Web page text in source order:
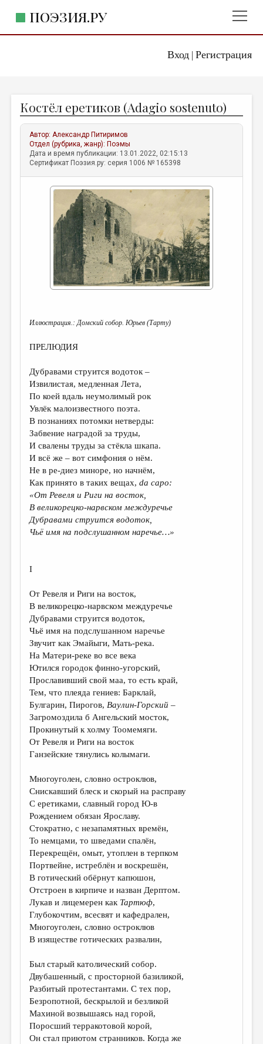
Вход| Регистрация
ПОЭЗИЯ.РУ
ЖАНРЫ
АВТОРЫ
КОММЕНТАРИИ
ЛИТСАЛОН
ПРАВИЛА САЙТА
ОТДЕЛЫ И РУБРИКИ
ИЗБРАННОЕ
ДАЙДЖЕСТ
ПЕРЕВОДЫ
КОНКУРСЫ
КНИЖНАЯ ПОЛКА
ОБЗОР ЛИТЕРАТУРЫ
СТРАНИЦЫ ПАМЯТИ
ОБЪЯВЛЕНИЯ
КОЛОНКА РЕДАКТОРА
РЕДКОЛЛЕГИЯ
ОТ РЕДАКЦИИ
МАЛАЯ ПРОЗА
ЛИТЕРАТУРОВЕДЕНИЕ
КУЛЬТУРОВЕДЕНИЕ
ПУБЛИЦИСТИКА
РЕЦЕНЗИРОВАНИЕ
ЦИКЛЫ ПУБЛИКАЦИЙ
ТРЕДИАКОВСКИЙ
МЕДИА
ВКОНТАКТЕ
Костёл еретиков (Adagio sostenuto)
Автор:Александр Питиримов
Отдел (рубрика, жанр): Поэмы
Дата и время публикации: 13.01.2022, 02:15:13
Сертификат Поэзия.ру: серия 1006 № 165398
Иллюстрация.: Домский собор. Юрьев (Тарту)
ПРЕЛЮДИЯ
Дубравами струится водоток –
Извилистая, медленная Лета,
По коей вдаль неумолимый рок
Увлёк малоизвестного поэта.
В познаниях потомки нетверды:
Забвение наградой за труды,
И свалены труды за стёкла шкапа.
И всё же – вот симфония о нём.
Не в ре-диез миноре, но начнём,
Как принято в таких вещах,da capo:
«От Ревеля и Риги на восток,
В великорецко-нарвском междуречье
Дубравами струится водоток,
Чьё имя на подслушанном наречье…»
I
От Ревеля и Риги на восток,
В великорецко-нарвском междуречье
Дубравами струится водоток,
Чьё имя на подслушанном наречье
Звучит как Эмайыги, Мать-река.
На Матери-реке во все века
Ютился городок финно-угорский,
Прославивший свой маа, то есть край,
Тем, что плеяда гениев: Барклай,
Булгарин, Пирогов, Ваулин-Горский –
Загромоздила б Ангельский мосток,
Прокинутый к холму Тоомемяги.
От Ревеля и Риги на восток
Ганзейские тянулись колымаги.
Многоуголен, словно остроклюв,
Снискавший блеск и скорый на расправу
С еретиками, славный город Ю-в
Рождением обязан Ярославу.
Стократно, с незапамятных времён,
То немцами, то шведами спалён,
Перекрещён, омыт, утоплен в терпком
Портвейне, истреблён и воскрешён,
В готический обёрнут капюшон,
Отстроен в кирпиче и назван Дерптом.
Лукав и лицемерен как Тартюф,
Глубокочтим, всесвят и кафедрален,
Многоуголен, словно остроклюв
В изяществе готических развалин,
Был старый католический собор.
Двубашенный, с просторной базиликой,
Разбитый протестантами. С тех пор,
Безропотной, бескрылой и безликой
Махиной возвышаясь над горой,
Поросший терракотовой корой,
Он стал приютом странников. Когда же